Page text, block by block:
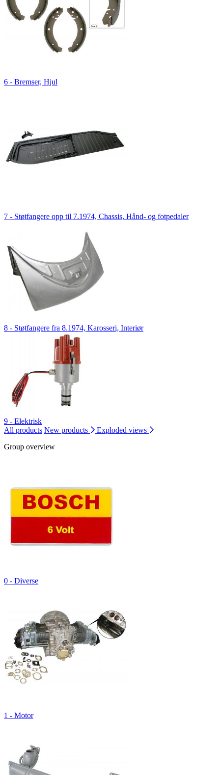
6 - Bremser, Hjul
7 - Støtfangere opp til 7.1974, Chassis, Hånd- og fotpedaler
8 - Støtfangere fra 8.1974, Karosseri, Interiør
9 - Elektrisk
All products New products
Exploded views
Group overview
0 - Diverse
1 - Motor